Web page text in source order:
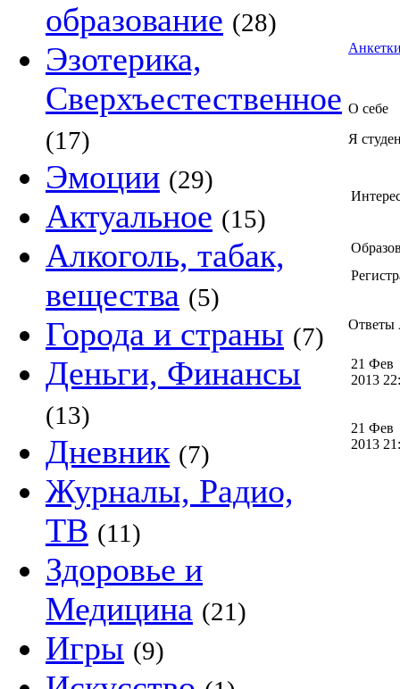
образование (28)
Эзотерика,
Сверхъестественное
(17)
Эмоции (29)
Актуальное (15)
Алкоголь, табак,
вещества (5)
Города и страны (7)
Деньги, Финансы
(13)
Дневник (7)
Журналы, Радио,
ТВ (11)
Здоровье и
Медицина (21)
Игры (9)
О себе
Я
Ответы
21 Фев
2013
21 Фев
2013